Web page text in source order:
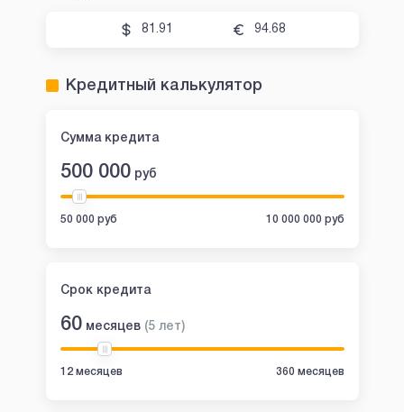
81.91 94.68
Кредитный калькулятор
Сумма кредита
500 000 руб
50 000 руб 10 000 000 руб
Срок кредита
60 месяцев (5 лет)
12 месяцев 360 месяцев